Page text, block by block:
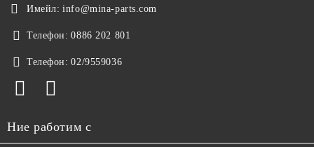
Имейл: info@mina-parts.com
Телефон: 0886 202 801
Телефон: 02/9559036
Ние работим с